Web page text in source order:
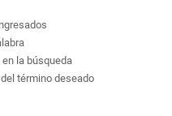
la búsqueda
término deseado